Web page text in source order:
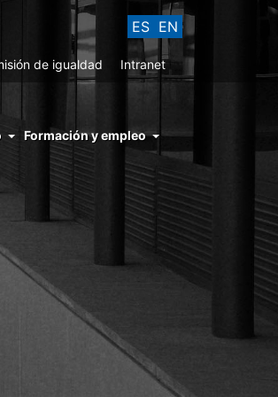
ES EN
de igualdad Intranet
Formación y empleo